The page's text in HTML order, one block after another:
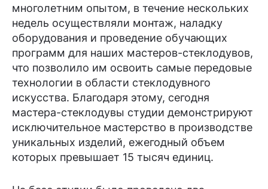
многолетним опытом, в течение нескольких
недель осуществляли монтаж, наладку
оборудования и проведение обучающих
программ для наших мастеров-стеклодувов,
что позволило им освоить самые передовые
технологии в области стеклодувного
искусства. Благодаря этому, сегодня
мастера-стеклодувы студии демонстрируют
исключительное мастерство в производстве
уникальных изделий, ежегодный объем
которых превышает 15 тысяч единиц.